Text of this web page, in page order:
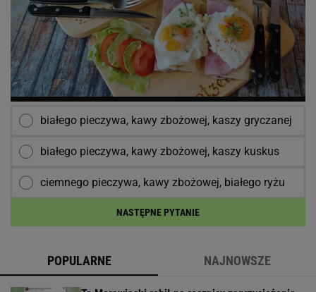
białego pieczywa, kawy zbożowej, kaszy gryczanej
białego pieczywa, kawy zbożowej, kaszy kuskus
ciemnego pieczywa, kawy zbożowej, białego ryżu
NASTĘPNE PYTANIE
POPULARNE NAJNOWSZE